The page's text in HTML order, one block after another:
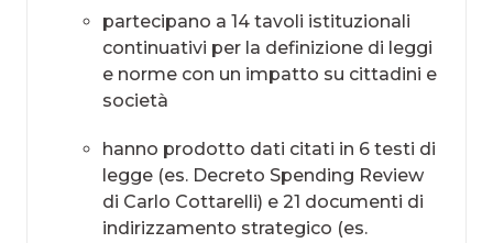
partecipano a 14 tavoli istituzionali
continuativi per la definizione di leggi
e norme con un impatto su cittadini e
società
hanno prodotto dati citati in 6 testi di
legge (es. Decreto Spending Review
di Carlo Cottarelli) e 21 documenti di
indirizzamento strategico (es.